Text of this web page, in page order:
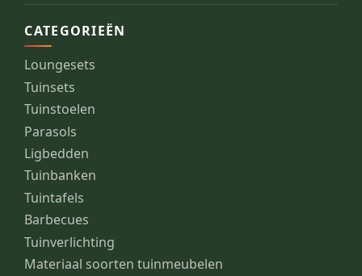
CATEGORIEËN
Loungesets
Tuinsets
Tuinstoelen
Parasols
Ligbedden
Tuinbanken
Tuintafels
Barbecues
Tuinverlichting
Materiaal soorten tuinmeubelen